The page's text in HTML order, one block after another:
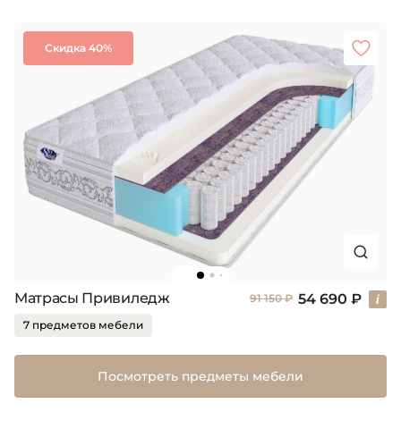
Скидка 40%
Матрасы Привиледж 91 150 ₽ 54 690 ₽
7 предметов мебели
Посмотреть предметы мебели